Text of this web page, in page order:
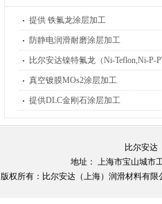
提供 铁氟龙涂层加工
防静电润滑耐磨涂层加工
比尔安达镍特氟龙（Ni-Teflon,Ni-P-
真空镀膜MOs2涂层加工
提供DLC金刚石涂层加工
比尔安达
地址： 上海市宝山城市
版权所有：比尔安达（上海）润滑材料有